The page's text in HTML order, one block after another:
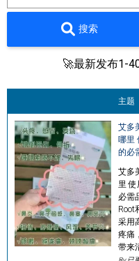
搜索
🚀最新发布1-
主题
艾多
哪里
的必
艾多
里
必需
Root
采用
疼痛
带来